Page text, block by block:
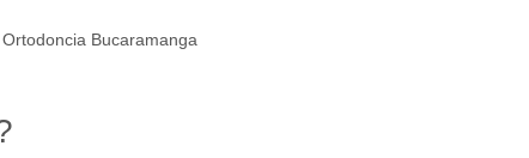
Ortodoncia Bucaramanga